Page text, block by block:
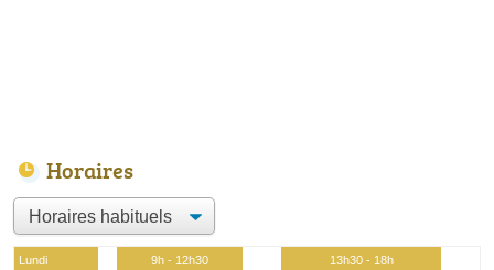
Horaires
Lundi 9h - 12h30
13h30 - 18h